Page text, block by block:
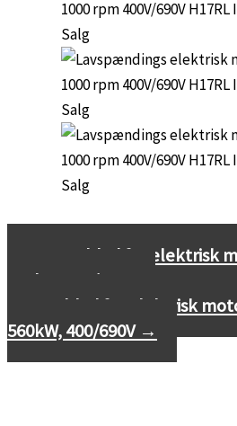
Datablad for elektrisk
450kW, 400/690V
Datablad for elektrisk
560kW, 400/690V →